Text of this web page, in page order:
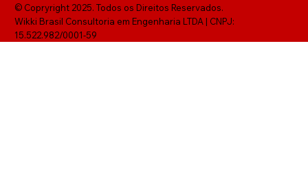
© Copryright 2025. Todos os Direitos Reservados.
Wikki Brasil Consultoria em Engenharia LTDA | CNPJ:
15.522.982/0001-59